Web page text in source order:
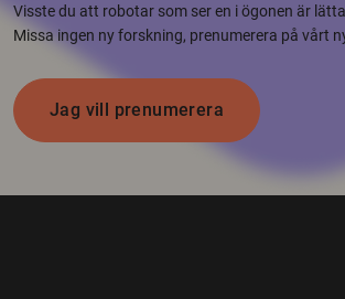
Visste du att robotar som ser en i ögonen är
Missa ingen ny forskning, prenumerera på vårt
Jag vill prenumerera